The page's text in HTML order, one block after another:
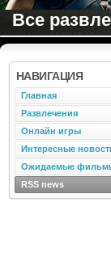
Все
НАВИГАЦИЯ
Главная
Развлечения
Онлайн игры
Интересные
Ожидаемые
RSS news